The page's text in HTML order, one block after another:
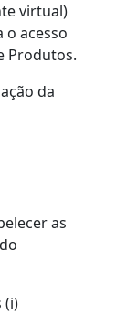
virtual)
acesso
Produtos.
da
as
(i)